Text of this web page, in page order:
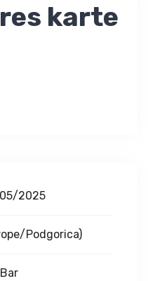
karte
2025
Podgorica)